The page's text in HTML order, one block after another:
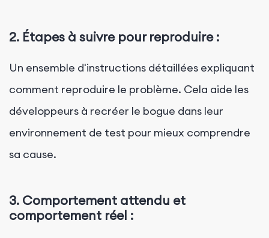
2. Étapes à suivre pour reproduire :
Un ensemble d'instructions détaillées expliquant
comment reproduire le problème. Cela aide les
développeurs à recréer le bogue dans leur
environnement de test pour mieux comprendre
sa cause.
3. Comportement attendu et
comportement réel :